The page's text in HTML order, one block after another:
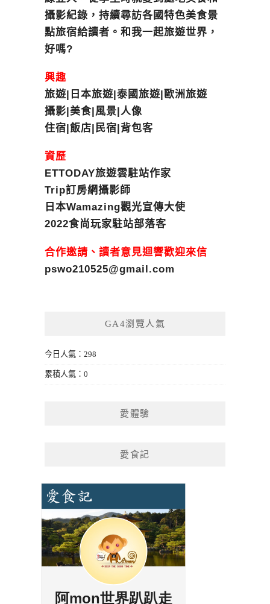
攝影紀錄，持續尋訪各國特色美食景
點旅宿給讀者。和我一起旅遊世界，
好嗎?
興趣
旅遊|日本旅遊|泰國旅遊|歐洲旅遊
攝影|美食|風景|人像
住宿|飯店|民宿|背包客
資歷
ETTODAY旅遊雲駐站作家
Trip訂房網攝影師
日本Wamazing觀光宣傳大使
2022食尚玩家駐站部落客
合作邀請、讀者意見迴響歡迎來信
pswo210525@gmail.com
GA4瀏覽人氣
今日人氣：298
累積人氣：0
愛體驗
愛食記